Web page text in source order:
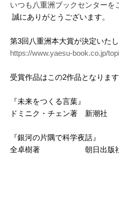
いつも八重洲ブックセンターを
誠にありがとうございます。
第3回八重洲本大賞が決定いた
https://www.yaesu-book.co.jp/
受賞作品はこの2作品となります
『未来をつくる言葉』
ドミニク・チェン著 新潮
『銀河の片隅で科学夜話』
全卓樹著 朝日出版社